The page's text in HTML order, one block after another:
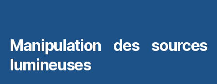
Manipulation des sources
lumineuses